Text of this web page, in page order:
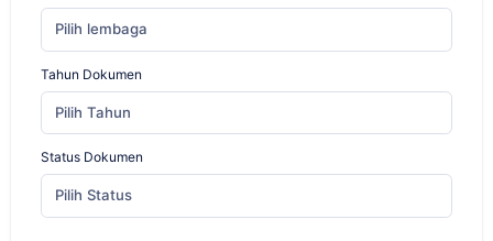
Pilih lembaga
Tahun Dokumen
Pilih Tahun
Status Dokumen
Pilih Status